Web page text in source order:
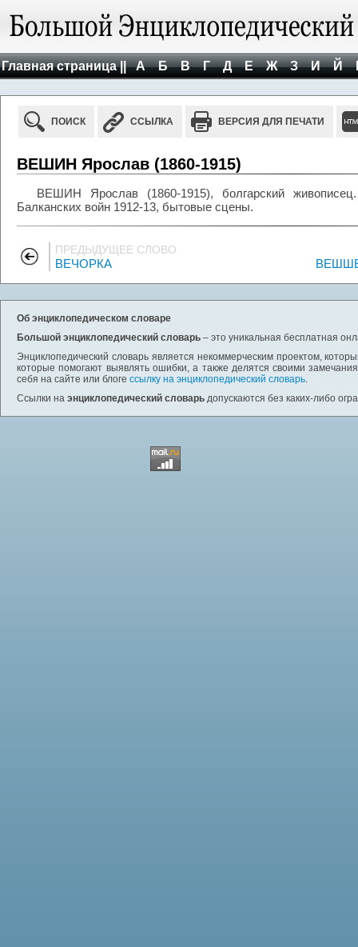
Главная страница || А Б В Г Д Е Ж З И Й
ПОИСК ССЫЛКА ВЕРСИЯ ДЛЯ ПЕЧАТИ
ВЕШИН Ярослав (1860-1915)
ВЕШИН Ярослав (1860-1915), болгарский
Балканских войн 1912-13, бытовые сцены.
ПРЕДЫДУЩЕЕ СЛОВО
ВЕЧОРКА
Об энциклопедическом словаре
Большой энциклопедический словарь – это уникальная бесплатная
Энциклопедический словарь является некоммерческим проектом,
которые помогают выявлять ошибки, а также делятся своими
себя на сайте или блоге ссылку на энциклопедический словарь.
Ссылки на энциклопедический словарь допускаются без каких-либо